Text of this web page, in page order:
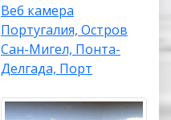
Веб камера
Португалия, Остров
Сан-Мигел, Понта-
Делгада, Порт